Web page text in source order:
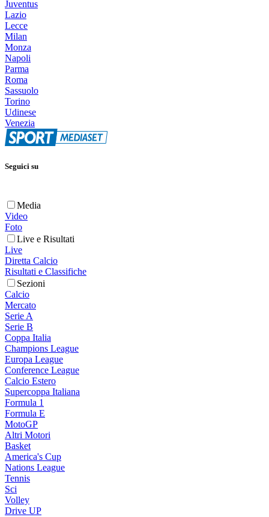
Juventus
Lazio
Lecce
Milan
Monza
Napoli
Parma
Roma
Sassuolo
Torino
Udinese
Venezia
Seguici su
Media
Video
Foto
Live e Risultati
Live
Diretta Calcio
Risultati e Classifiche
Sezioni
Calcio
Mercato
Serie A
Serie B
Coppa Italia
Champions League
Europa League
Conference League
Calcio Estero
Supercoppa Italiana
Formula 1
Formula E
MotoGP
Altri Motori
Basket
America's Cup
Nations League
Tennis
Sci
Volley
Drive UP